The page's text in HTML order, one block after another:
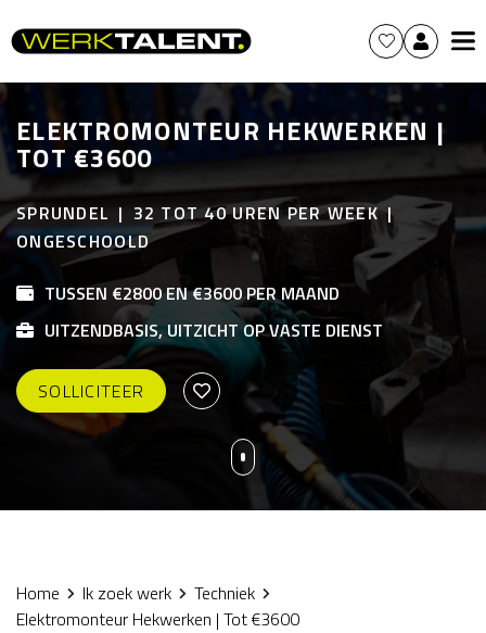
ELEKTROMONTEUR HEKWERKEN |
TOT €3600
SPRUNDEL
32 TOT 40 UREN PER WEEK
ONGESCHOOLD
TUSSEN €2800 EN €3600 PER MAAND
UITZENDBASIS, UITZICHT OP VASTE DIENST
SOLLICITEER
Home Ik zoek werk
Techniek
Elektromonteur Hekwerken | Tot €3600